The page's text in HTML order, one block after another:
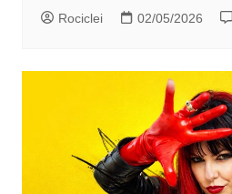
Rociclei 02/05/2026